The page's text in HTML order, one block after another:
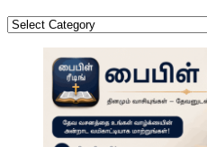
Categories